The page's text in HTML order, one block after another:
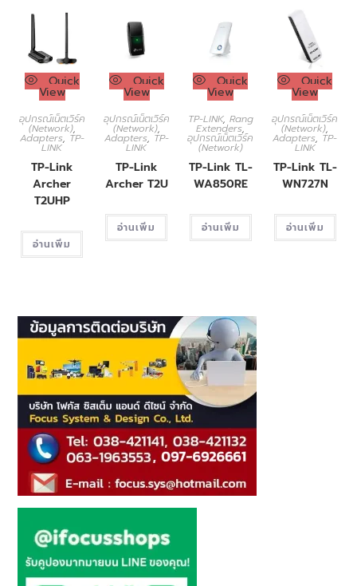
Quick
View
อุปกรณ์เน็ตเวิร์ค
(Network),
Adapters, TP-
LINK
TP-Link
Archer
T2UHP
อ่านเพิ่ม
Quick
View
อุปกรณ์เน็ตเวิร์ค
(Network),
Adapters, TP-
LINK
TP-Link
Archer T2U
อ่านเพิ่ม
Quick
View
TP-LINK, Rang
Extenders,
อุปกรณ์เน็ตเวิร์ค
(Network)
TP-Link TL-
WA850RE
อ่านเพิ่ม
Quick
View
อุปกรณ์เน็ตเวิร์ค
(Network),
Adapters, TP-
LINK
TP-Link TL-
WN727N
อ่านเพิ่ม